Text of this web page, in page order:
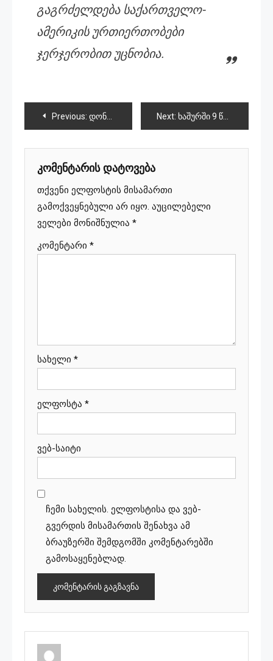
გაგრძელდება საქართველო-
ამერიკის ურთიერთობები
ჯერჯერობით უცნობია.
პოსტის
ნავიგაცია
Previous: დონალდ ტრამპი:” ჩემი ადმინისტრაცია ერთგულია, განამტკიცოს საქართველოს მთავრობასთან მშვიდობიანი და ნაყოფიერი ურთიერთობები” Next: ხაშურში 9 წლის მოზარდი ძეხვისგან მოიწამლა და გარდაიცვალა,დედა კომაშია
კომენტარის დატოვება
თქვენი ელფოსტის მისამართი
გამოქვეყნებული არ იყო. აუცილებელი
ველები მონიშნულია *
კომენტარი *
სახელი *
ელფოსტა *
ვებ-საიტი
ჩემი სახელის. ელფოსტისა და ვებ-
გვერდის მისამართის შენახვა ამ
ბრაუზერში შემდგომში კომენტარებში
გამოსაყენებლად.